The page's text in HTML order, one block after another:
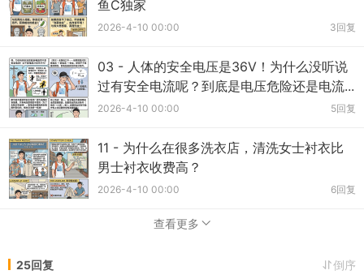
鱼C独家
2026-4-10 00:00 3回复
03 - 人体的安全电压是36V！为什么没听说
过有安全电流呢？到底是电压危险还是电流...
2026-4-10 00:00 5回复
11 - 为什么在很多洗衣店，清洗女士衬衣比
男士衬衣收费高？
2026-4-10 00:00 6回复
查看更多
25回复 倒序